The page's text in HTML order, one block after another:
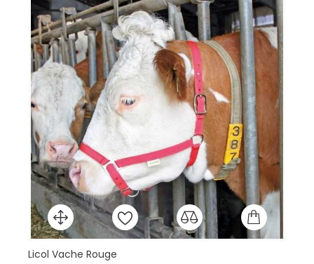
Licol Vache Rouge